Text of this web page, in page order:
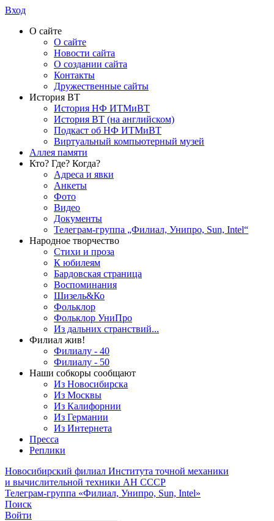
Вход
О сайте
О сайте
Новости сайта
О создании сайта
Контакты
Дружественные сайты
История ВТ
История НФ ИТМиВТ
История ВТ (на английском)
Подкаст об НФ ИТМиВТ
Виртуальный компьютерный музей
Аллея памяти
Кто? Где? Когда?
Адреса и явки
Анкеты
Фото
Видео
Документы
Телеграм-группа „Филиал, Унипро, Sun, Intel“
Народное творчество
Стихи и проза
К юбилеям
Бардовская страница
Воспоминания
Шизель&Ко
Фольклор
Фольклор УниПро
Из дальних странствий...
Филиал жив!
Филиалу - 40
Филиалу - 50
Наши собкоры сообщают
Из Новосибирска
Из Москвы
Из Калифорнии
Из Германии
Из Интернета
Пресса
Реплики
Новосибирский филиал Института точной механики
и вычислительной техники АН СССР
Телеграм-группа «Филиал, Унипро, Sun, Intel»
Поиск
Войти